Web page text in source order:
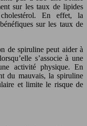
sur les taux de lipides
En effet, la
sur les taux de
de spiruline peut aider à
s’associe à une
activité physique. En
du mauvais, la spiruline
et limite le risque de